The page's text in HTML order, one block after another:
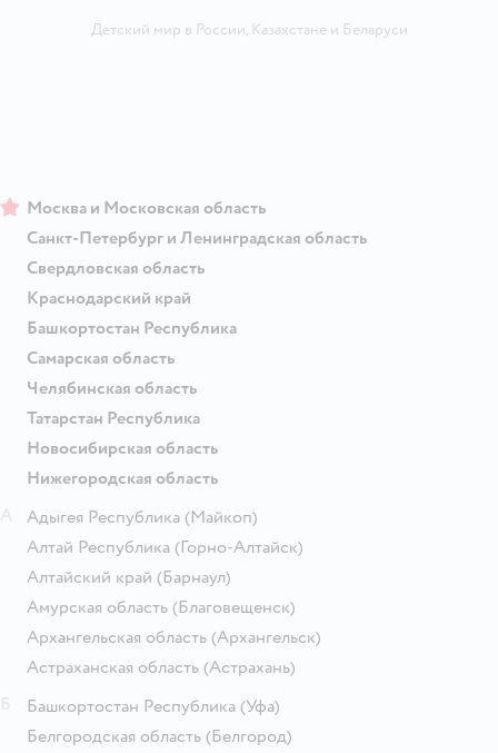
Детский мир в России, Казахстанеи Беларуси
Москва и Московская область
Санкт-Петербург и Ленинградская область
Свердловская область
Краснодарский край
Башкортостан Республика
Самарская область
Челябинская область
Татарстан Республика
Новосибирская область
Нижегородская область
Адыгея Республика (Майкоп)
Алтай Республика (Горно-Алтайск)
Алтайский край (Барнаул)
Амурская область (Благовещенск)
Архангельская область (Архангельск)
Астраханская область (Астрахань)
Башкортостан Республика (Уфа)
Белгородская область (Белгород)